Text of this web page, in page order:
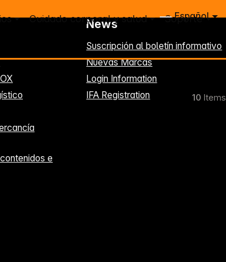
Español
Cuidado corporal y salud Soporte
10 Items
e
News
Suscripción al boletín informativo
Nuevas Marcas
Login Information
IFA Registration